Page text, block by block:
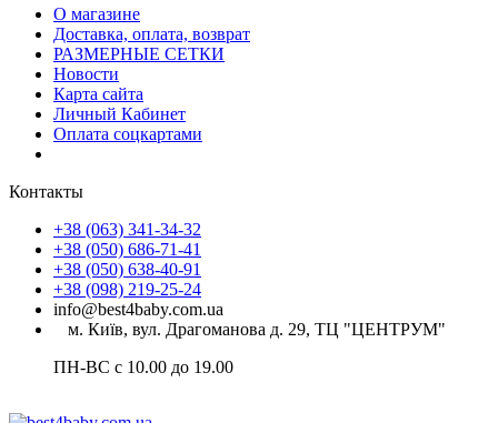
О магазине
Доставка, оплата, возврат
РАЗМЕРНЫЕ СЕТКИ
Новости
Карта сайта
Личный Кабинет
Оплата соцкартами
Контакты
+38 (063) 341-34-32
+38 (050) 686-71-41
+38 (050) 638-40-91
+38 (098) 219-25-24
info@best4baby.com.ua
м. Київ, вул. Драгоманова д. 29, ТЦ "ЦЕНТРУМ"
ПН-ВС с 10.00 до 19.00